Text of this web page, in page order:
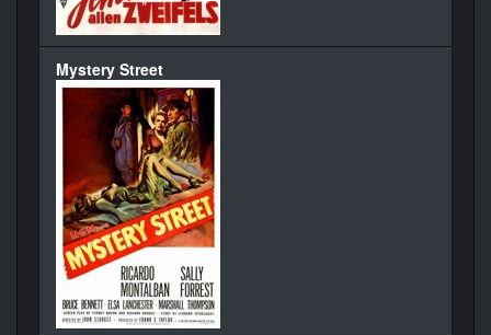
Mystery Street